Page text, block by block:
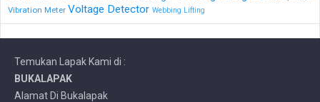
Vibration Meter Voltage Detector Webbing Lifting
Temukan Lapak Kami di :
BUKALAPAK
Alamat Di Bukalapak